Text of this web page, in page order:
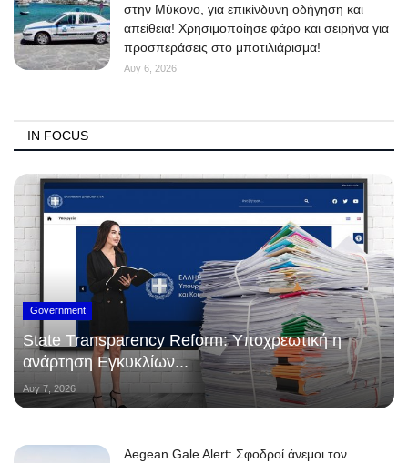
στην Μύκονο, για επικίνδυνη οδήγηση και
απείθεια! Χρησιμοποίησε φάρο και σειρήνα για
προσπεράσεις στο μποτιλιάρισμα!
Αυγ 6, 2026
IN FOCUS
Government
State Transparency Reform: Υποχρεωτική η
ανάρτηση Εγκυκλίων...
Αυγ 7, 2026
Aegean Gale Alert: Σφοδροί άνεμοι τον